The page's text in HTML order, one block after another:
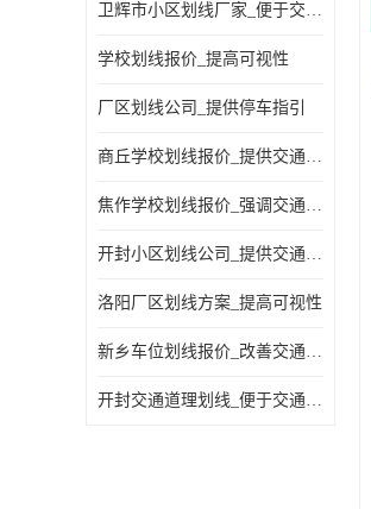
卫辉市小区划线厂家_便于交通管理
学校划线报价_提高可视性
厂区划线公司_提供停车指引
商丘学校划线报价_提供交通信息
焦作学校划线报价_强调交通规则
开封小区划线公司_提供交通信息
洛阳厂区划线方案_提高可视性
新乡车位划线报价_改善交通效率
开封交通道理划线_便于交通管理